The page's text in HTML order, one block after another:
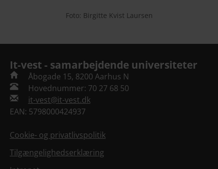
Foto: Birgitte Kvist Laursen
It-vest - samarbejdende universiteter
Åbogade 15, 8200 Aarhus N
Hovednummer: 70 27 68 50
it-vest@it-vest.dk
EAN: 5798000424937
Cookie- og privatlivspolitik
Tilgængelighedserklæring